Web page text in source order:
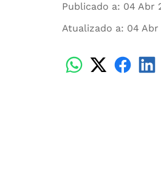
Publicado a: 04 Abr
Atualizado a: 04 Abr